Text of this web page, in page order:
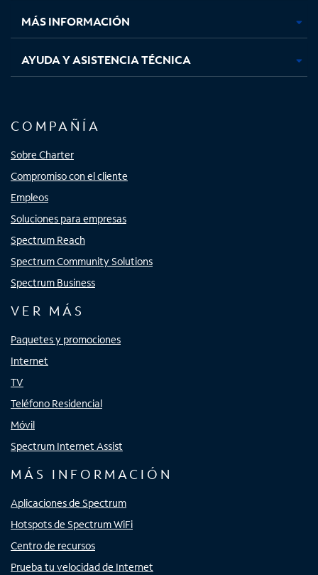
MÁS INFORMACIÓN
AYUDA Y ASISTENCIA TÉCNICA
COMPAÑÍA
Sobre Charter
Compromiso con el cliente
Empleos
Soluciones para empresas
Spectrum Reach
Spectrum Community Solutions
Spectrum Business
VER MÁS
Paquetes y promociones
Internet
TV
Teléfono Residencial
Móvil
Spectrum Internet Assist
MÁS INFORMACIÓN
Aplicaciones de Spectrum
Hotspots de Spectrum WiFi
Centro de recursos
Prueba tu velocidad de Internet